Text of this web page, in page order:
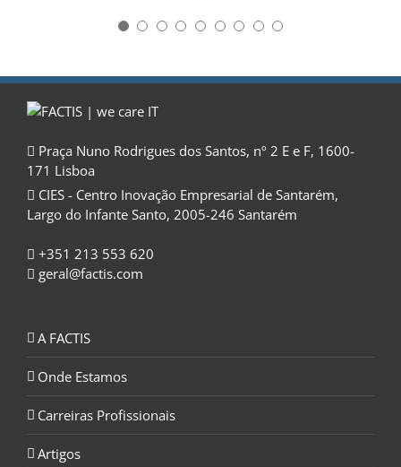
Praça Nuno Rodrigues dos Santos, nº 2 E e F, 1600-
171 Lisboa
CIES - Centro Inovação Empresarial de Santarém,
Largo do Infante Santo, 2005-246 Santarém
+351 213 553 620
geral@factis.com
A FACTIS
Onde Estamos
Carreiras Profissionais
Artigos